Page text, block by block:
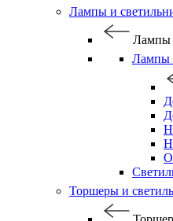
Лампы и
Лампы
Лампы
Торшеры и